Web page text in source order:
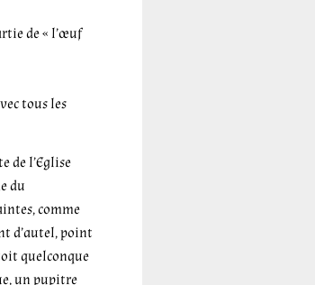
de « l’œuf
tous les
de l’Eglise
du
comme
d’autel, point
quelconque
un pupitre